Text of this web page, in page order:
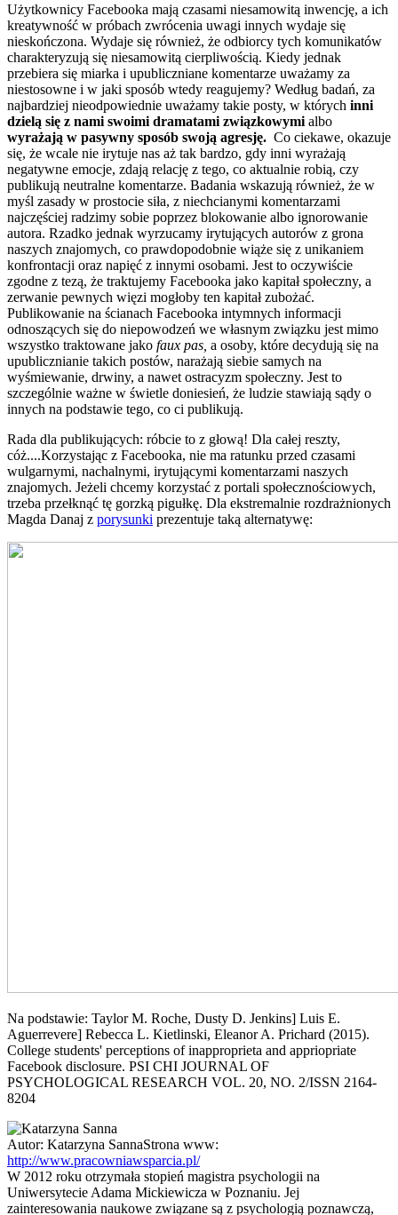
Użytkownicy Facebooka mają czasami niesamowitą inwencję, a ich
kreatywność w próbach zwrócenia uwagi innych wydaje się
nieskończona. Wydaje się również, że odbiorcy tych komunikatów
charakteryzują się niesamowitą cierpliwością. Kiedy jednak
przebiera się miarka i upubliczniane komentarze uważamy za
niestosowne i w jaki sposób wtedy reagujemy? Według badań, za
najbardziej nieodpowiednie uważamy takie posty, w których inni
dzielą się z nami swoimi dramatami związkowymi albo
wyrażają w pasywny sposób swoją agresję. Co ciekawe, okazuje
się, że wcale nie irytuje nas aż tak bardzo, gdy inni wyrażają
negatywne emocje, zdają relację z tego, co aktualnie robią, czy
publikują neutralne komentarze. Badania wskazują również, że w
myśl zasady w prostocie siła, z niechcianymi komentarzami
najczęściej radzimy sobie poprzez blokowanie albo ignorowanie
autora. Rzadko jednak wyrzucamy irytujących autorów z grona
naszych znajomych, co prawdopodobnie wiąże się z unikaniem
konfrontacji oraz napięć z innymi osobami. Jest to oczywiście
zgodne z tezą, że traktujemy Facebooka jako kapitał społeczny, a
zerwanie pewnych więzi mogłoby ten kapitał zubożać.
Publikowanie na ścianach Facebooka intymnych informacji
odnoszących się do niepowodzeń we własnym związku jest mimo
wszystko traktowane jako faux pas, a osoby, które decydują się na
upublicznianie takich postów, narażają siebie samych na
wyśmiewanie, drwiny, a nawet ostracyzm społeczny. Jest to
szczególnie ważne w świetle doniesień, że ludzie stawiają sądy o
innych na podstawie tego, co ci publikują.
Rada dla publikujących: róbcie to z głową! Dla całej reszty,
cóż....Korzystając z Facebooka, nie ma ratunku przed czasami
wulgarnymi, nachalnymi, irytującymi komentarzami naszych
znajomych. Jeżeli chcemy korzystać z portali społecznościowych,
trzeba przełknąć tę gorzką pigułkę. Dla ekstremalnie rozdrażnionych
Magda Danaj z porysunki prezentuje taką alternatywę:
Na podstawie: Taylor M. Roche, Dusty D. Jenkins] Luis E.
Aguerrevere] Rebecca L. Kietlinski, Eleanor A. Prichard (2015).
College students' perceptions of inapproprieta and appriopriate
Facebook disclosure. PSI CHI JOURNAL OF
PSYCHOLOGICAL RESEARCH VOL. 20, NO. 2/ISSN 2164-
8204
Autor: Katarzyna SannaStrona www:
http://www.pracowniawsparcia.pl/
W 2012 roku otrzymała stopień magistra psychologii na
Uniwersytecie Adama Mickiewicza w Poznaniu. Jej
zainteresowania naukowe związane są z psychologią poznawczą,